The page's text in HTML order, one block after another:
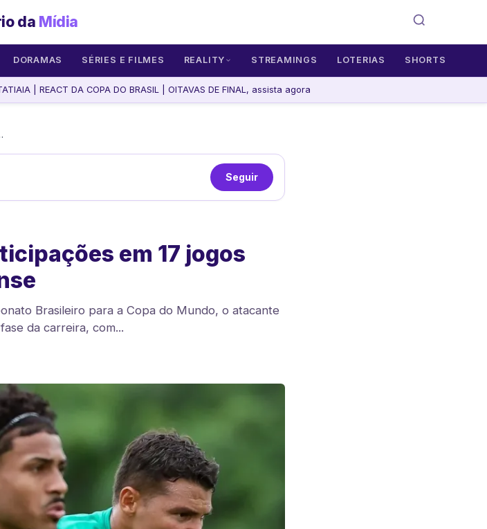
da Mídia
DORAMAS SÉRIES E FILMES REALITY STREAMINGS LOTERIAS SHORTS
| REACT DA COPA DO BRASIL | OITAVAS DE FINAL, assista agora
Fluminense
Seguir
em 17 jogos
Brasileiro para a Copa do Mundo, o atacante
da carreira, com...